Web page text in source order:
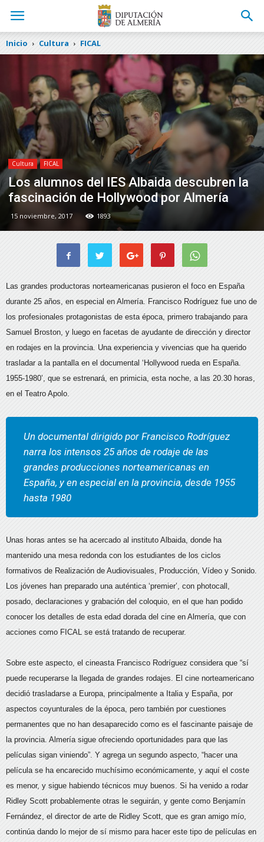
Inicio Cultura FICAL
Cultura FICAL
Los alumnos del IES Albaida descubren la
fascinación de Hollywood por Almería
15 noviembre, 2017 1893
Las grandes productoras norteamericanas pusieron el foco en España
durante 25 años, en especial en Almería. Francisco Rodríguez fue uno de
los profesionales protagonistas de esta época, primero trabajando para
Samuel Broston, y luego en facetas de ayudante de dirección y director
en rodajes en la provincia. Una experiencia y vivencias que ha querido
trasladar a la pantalla en el documental ‘Hollywood rueda en España.
1955-1980’, que se estrenará, en primicia, esta noche, a las 20.30 horas,
en el Teatro Apolo.
Un documental dirigido por Francisco Rodríguez
narra los intensos 25 años de rodaje de las
grandes producciones norteamericanas en
España, y en especial en la provincia, desde 1955
hasta 1980
Unas horas antes se ha acercado al instituto Albaida, donde ha
mantenido una mesa redonda con los estudiantes de los ciclos
formativos de Realización de Audiovisuales, Producción, Vídeo y Sonido.
Los jóvenes han preparado una auténtica ‘premier’, con photocall,
posado, declaraciones y grabación del coloquio, en el que han podido
conocer los detalles de esta edad dorada del cine en Almería, que con
acciones como FICAL se está tratando de recuperar.
Sobre este aspecto, el cineasta Francisco Rodríguez considera que “sí
puede recuperarse la llegada de grandes rodajes. El cine norteamericano
decidió trasladarse a Europa, principalmente a Italia y España, por
aspectos coyunturales de la época, pero también por cuestiones
permanentes que no han desaparecido como es el fascinante paisaje de
la provincia. Almería sigue ofreciendo oportunidades para que las
películas sigan viniendo”. Y agrega un segundo aspecto, “hacer una
película se ha encarecido muchísimo económicamente, y aquí el coste
es menor, y sigue habiendo técnicos muy buenos. Si ha venido a rodar
Ridley Scott probablemente otras le seguirán, y gente como Benjamín
Fernández, el director de arte de Ridley Scott, que es gran amigo mío,
continúa dando lo mejor de sí mismo para hacer este tipo de películas en